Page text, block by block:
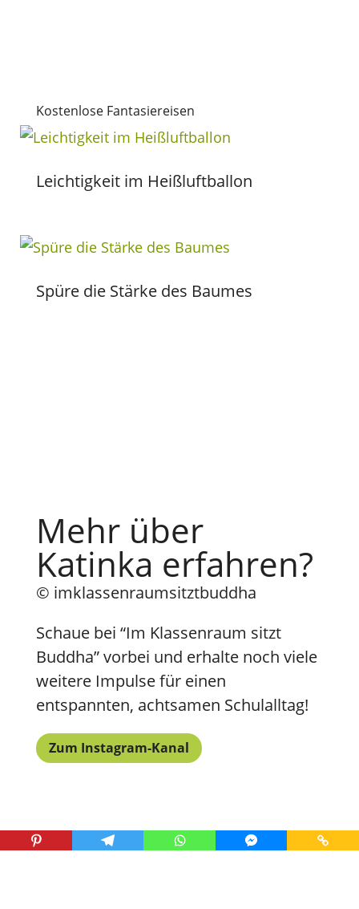
Kostenlose Fantasiereisen
Leichtigkeit im Heißluftballon
Spüre die Stärke des Baumes
Mehr über
Katinka erfahren?
© imklassenraumsitztbuddha
Schaue bei “Im Klassenraum sitzt
Buddha” vorbei und erhalte noch viele
weitere Impulse für einen
entspannten, achtsamen Schulalltag!
Zum Instagram-Kanal